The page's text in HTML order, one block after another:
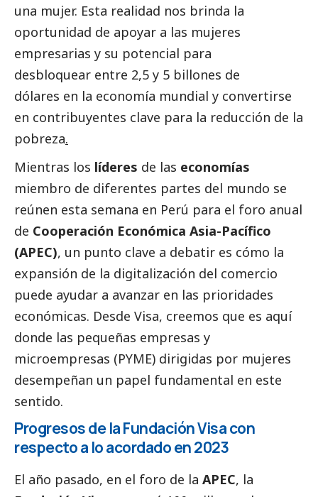
una mujer. Esta realidad nos brinda la
oportunidad de apoyar a las mujeres
empresarias y su potencial para
desbloquear entre 2,5 y 5 billones de
dólares en la economía mundial y convertirse
en contribuyentes clave para la reducción de la
pobreza.
Mientras los líderes de las economías
miembro de diferentes partes del mundo se
reúnen esta semana en Perú para el foro anual
de Cooperación Económica Asia-Pacífico
(APEC), un punto clave a debatir es cómo la
expansión de la digitalización del comercio
puede ayudar a avanzar en las prioridades
económicas. Desde Visa, creemos que es aquí
donde las pequeñas empresas y
microempresas (PYME) dirigidas por mujeres
desempeñan un papel fundamental en este
sentido.
Progresos de la Fundación Visa con
respecto a lo acordado en 2023
El año pasado, en el foro de la APEC, la